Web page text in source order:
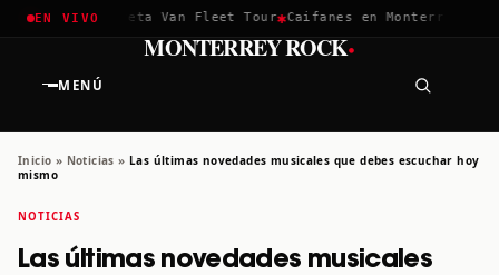
EN VIVO
2026 ✱Greta Van Fleet Tour✱Caifanes en Monterrey · 12
MENÚ
MONTERREY ROCK·
Inicio » Noticias » Las últimas novedades musicales que debes escuchar hoy
mismo
NOTICIAS
Las últimas novedades musicales